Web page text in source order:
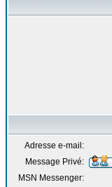
Adresse e-mail:
Message Privé:
MSN Messenger: